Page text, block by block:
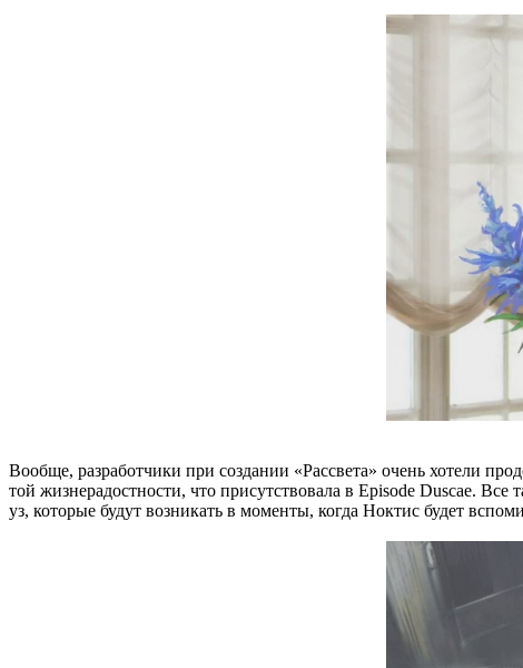
Вообще, разработчики при создании «Рассвета» очень хотели
той жизнерадостности, что присутствовала в Episode Duscae.
уз, которые будут возникать в моменты, когда Ноктис будет